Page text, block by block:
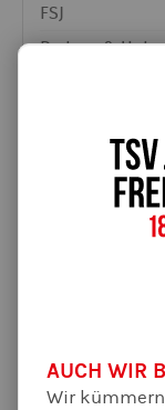
FSJ
Partner &
Entenrennen-
2026
AUCH WIR
Wir